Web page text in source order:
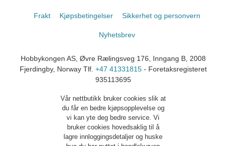
Frakt Kjøpsbetingelser Sikkerhet og personvern
Nyhetsbrev
Hobbykongen AS, Øvre Rælingsveg 176, Inngang B, 2008
Fjerdingby, Norway Tlf. +47 41331815- Foretaksregisteret
935113695
Vår nettbutikk bruker cookies slik at
du får en bedre kjøpsopplevelse og
vi kan yte deg bedre service. Vi
bruker cookies hovedsaklig til å
lagre innloggingsdetaljer og huske